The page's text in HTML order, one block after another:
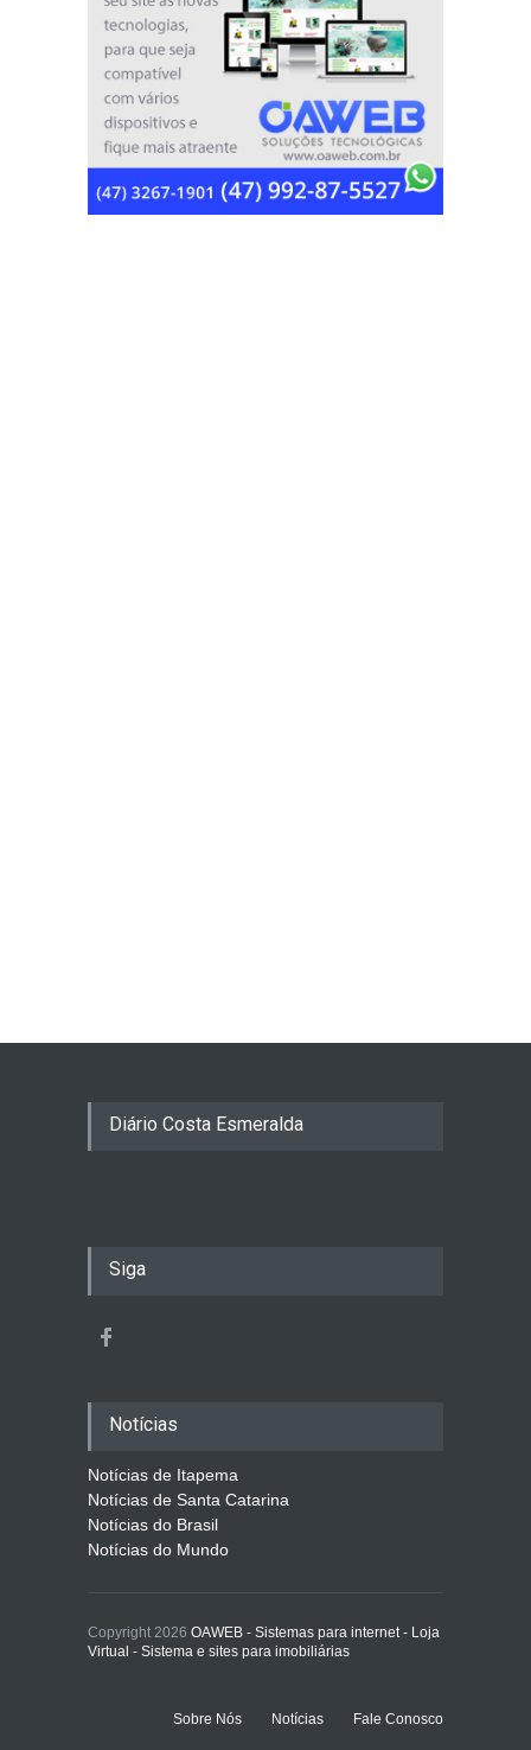
Diário Costa Esmeralda
Siga
Notícias
Notícias de Itapema
Notícias de Santa Catarina
Notícias do Brasil
Notícias do Mundo
Copyright 2026 OAWEB - Sistemas para internet - Loja
Virtual - Sistema e sites para imobiliárias
Sobre Nós Notícias Fale Conosco